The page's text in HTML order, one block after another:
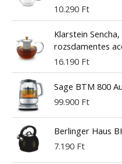
10.290 Ft
Klarstein
rozsdamentes
16.190 Ft
Sage BTM 800
99.900 Ft
Berlinger Haus
7.190 Ft